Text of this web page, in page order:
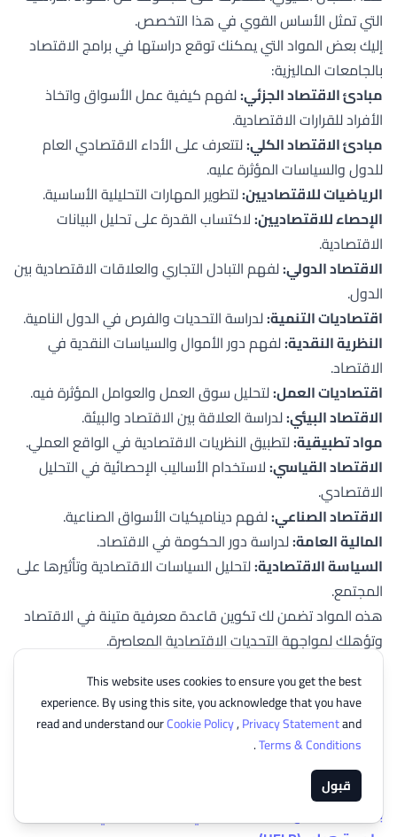
التي تمثل الأساس القوي في هذا التخصص.
إليك بعض المواد التي يمكنك توقع دراستها في برامج الاقتصاد
بالجامعات الماليزية:
مبادئ الاقتصاد الجزئي:لفهم كيفية عمل الأسواق واتخاذ
الأفراد للقرارات الاقتصادية.
مبادئ الاقتصاد الكلي:لتتعرف على الأداء الاقتصادي العام
للدول والسياسات المؤثرة عليه.
الرياضيات للاقتصاديين:لتطوير المهارات التحليلية الأساسية.
الإحصاء للاقتصاديين:لاكتساب القدرة على تحليل البيانات
الاقتصادية.
الاقتصاد الدولي:لفهم التبادل التجاري والعلاقات الاقتصادية بين
الدول.
اقتصاديات التنمية:لدراسة التحديات والفرص في الدول النامية.
النظرية النقدية:لفهم دور الأموال والسياسات النقدية في
الاقتصاد.
اقتصاديات العمل:لتحليل سوق العمل والعوامل المؤثرة فيه.
الاقتصاد البيئي:لدراسة العلاقة بين الاقتصاد والبيئة.
مواد تطبيقية:لتطبيق النظريات الاقتصادية في الواقع العملي.
الاقتصاد القياسي:لاستخدام الأساليب الإحصائية في التحليل
الاقتصادي.
الاقتصاد الصناعي:لفهم ديناميكيات الأسواق الصناعية.
المالية العامة:لدراسة دور الحكومة في الاقتصاد.
السياسة الاقتصادية:لتحليل السياسات الاقتصادية وتأثيرها على
المجتمع.
هذه المواد تضمن لك تكوين قاعدة معرفية متينة في الاقتصاد
وتؤهلك لمواجهة التحديات الاقتصادية المعاصرة.
أفضل الجامعات التي تدرس بكالوريوس الاقتصاد في ماليزيا
جامعة يو سي إس آي (UCSI)
حيث تقدم الجامعة برنامج
بكالوريوس الاقتصاد المالي (مع مرتبة
الشرف)(3 سنوات)
جامعة صن واي | Sunway University
​​​​بكالوريوس (مع مرتبة الشرف) في الاقتصاد المالي
This website uses cookies to ensure you get the best
experience. By using this site, you acknowledge that you have
read and understand ourCookie Policy,Privacy Statementand
Terms & Conditions
.
قبول